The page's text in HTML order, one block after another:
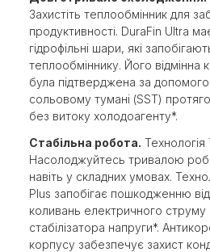
Захистіть теплообмінник для
продуктивності. DuraFin Ultra
гідрофільні шари, які
теплообміннику. Його відмінна
була підтверджена за
сольовому тумані (SST)
без витоку холодоагенту*.
Стабільна робота.
Насолоджуйтесь тривалою
навіть у складних умовах.
Plus запобігає пошкодженню
коливань електричного
стабілізатора напруги*.
корпусу забезпечує захист